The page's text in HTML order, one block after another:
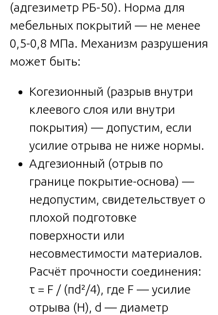
(адгезиметр РБ-50). Норма для
мебельных покрытий — не менее
0,5-0,8 МПа. Механизм разрушения
может быть:
Когезионный (разрыв внутри
клеевого слоя или внутри
покрытия) — допустим, если
усилие отрыва не ниже нормы.
Адгезионный (отрыв по
границе покрытие-основа) —
недопустим, свидетельствует о
плохой подготовке
поверхности или
несовместимости материалов.
Расчёт прочности соединения:
τ = F / (πd²/4), где F — усилие
отрыва (Н), d — диаметр